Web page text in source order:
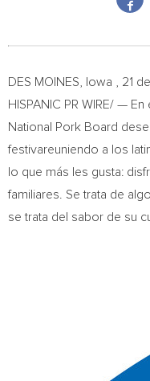
DES MOINES Iowa
, 21
HISPANIC PR WIRE/ —
National Pork Board
festivareuniendo a los
lo que más les gusta:
familiares. Se trata de
se trata del sabor de su